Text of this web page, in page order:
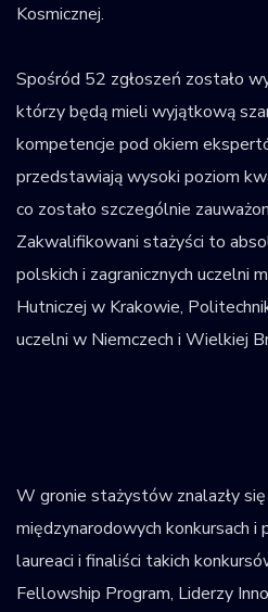
Kosmicznej.
Spośród 52 zgłoszeń zostało
którzy będą mieli wyjątkową
kompetencje pod okiem
przedstawiają wysoki poziom
co zostało szczególnie
Zakwalifikowani stażyści to
polskich i zagranicznych uczelni
Hutniczej w Krakowie,
uczelni w Niemczech i Wielkiej
W gronie stażystów znalazły
międzynarodowych konkursach i
laureaci i finaliści takich
Fellowship Program, Liderzy